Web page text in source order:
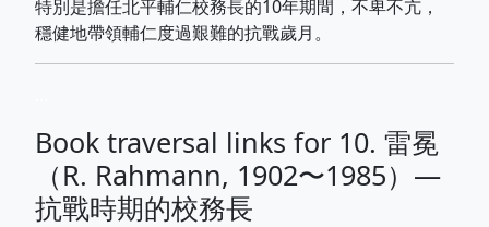
特別是擔任北平輔仁校務長的10年期間，不卑不亢，
穩健地帶領輔仁度過艱難的抗戰歲月。
Book traversal links for 10. 雷冕
（R. Rahmann, 1902〜1985）—
抗戰時期的校務長